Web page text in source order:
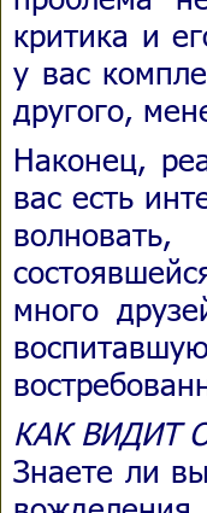
критика и
у вас
другого,
Наконец,
вас есть
много
КАК ВИДИТ
Знаете ли